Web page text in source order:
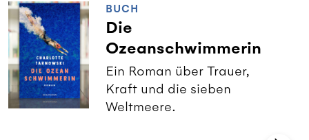
BUCH
Die
Ozeanschwimmerin
Ein Roman über Trauer,
Kraft und die sieben
Weltmeere.